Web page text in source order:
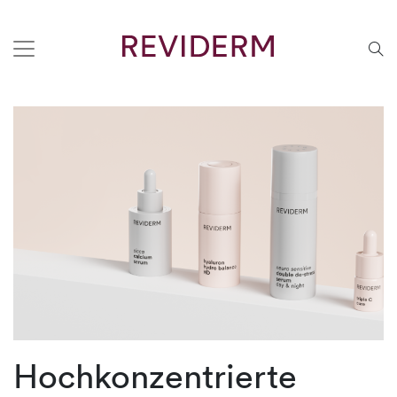
Hochkonzentrierte